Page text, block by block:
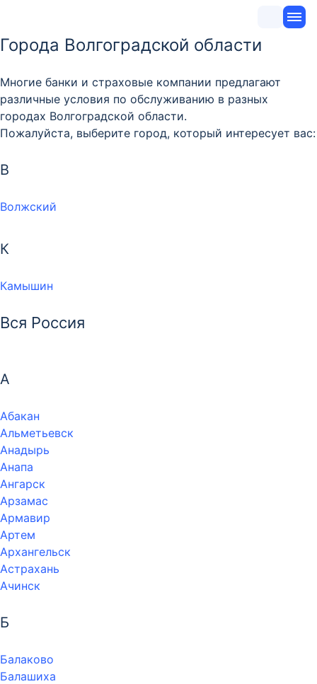
Города Волгоградской области
Многие банки и страховые компании предлагают
различные условия по обслуживанию в разных
городах Волгоградской области.
Пожалуйста, выберите город, который интересует вас:
В
Волжский
К
Камышин
Вся Россия
А
Абакан
Альметьевск
Анадырь
Анапа
Ангарск
Арзамас
Армавир
Артем
Архангельск
Астрахань
Ачинск
Б
Балаково
Балашиха